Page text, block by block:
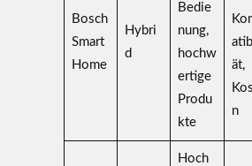
Bosch
Smart
Home
Hybri
d
Bedie
nung,
hochw
ertige
Produ
kte
ät,
n
Hoch